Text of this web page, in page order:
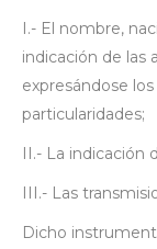
I.- El nombre,
indicación de las
expresándose
particularidades;
II.- La indicación
III.- Las
Dicho